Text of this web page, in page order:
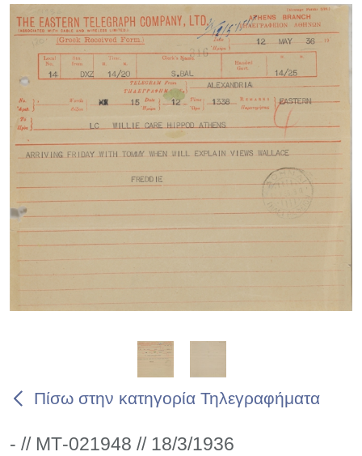
Πίσω στην κατηγορία Τηλεγραφήματα
- // ΜΤ-021948 // 18/3/1936